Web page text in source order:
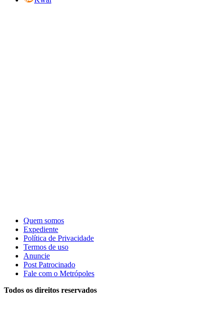
Quem somos
Expediente
Política de Privacidade
Termos de uso
Anuncie
Post Patrocinado
Fale com o Metrópoles
Todos os direitos reservados